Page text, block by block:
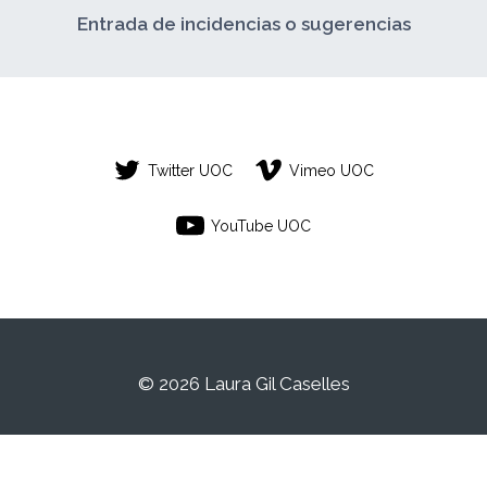
Entrada de incidencias o sugerencias
Twitter UOC Vimeo UOC
YouTube UOC
© 2026 Laura Gil Caselles